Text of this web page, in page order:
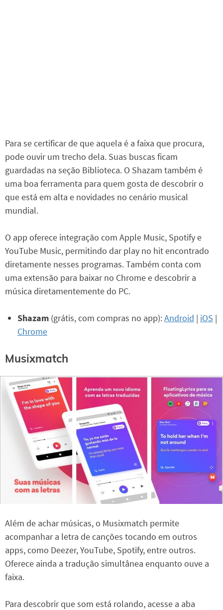
Para se certificar de que aquela é a faixa que procura,
pode ouvir um trecho dela. Suas buscas ficam
guardadas na seção Biblioteca. O Shazam também é
uma boa ferramenta para quem gosta de descobrir o
que está em alta e novidades no cenário musical
mundial.
O app oferece integração com Apple Music, Spotify e
YouTube Music, permitindo dar play no hit encontrado
diretamente nesses programas. Também conta com
uma extensão para baixar no Chrome e descobrir a
música diretamentemente do PC.
Shazam (grátis, com compras no app):Android | iOS |
Chrome
Musixmatch
Além de achar músicas, o Musixmatch permite
acompanhar a letra de canções tocando em outros
apps, como Deezer, YouTube, Spotify, entre outros.
Oferece ainda a tradução simultânea enquanto ouve a
faixa.
Para descobrir que som está rolando, acesse a aba